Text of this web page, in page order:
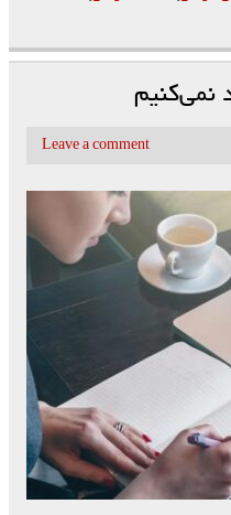
نمی‌کنیم
Leave a comment